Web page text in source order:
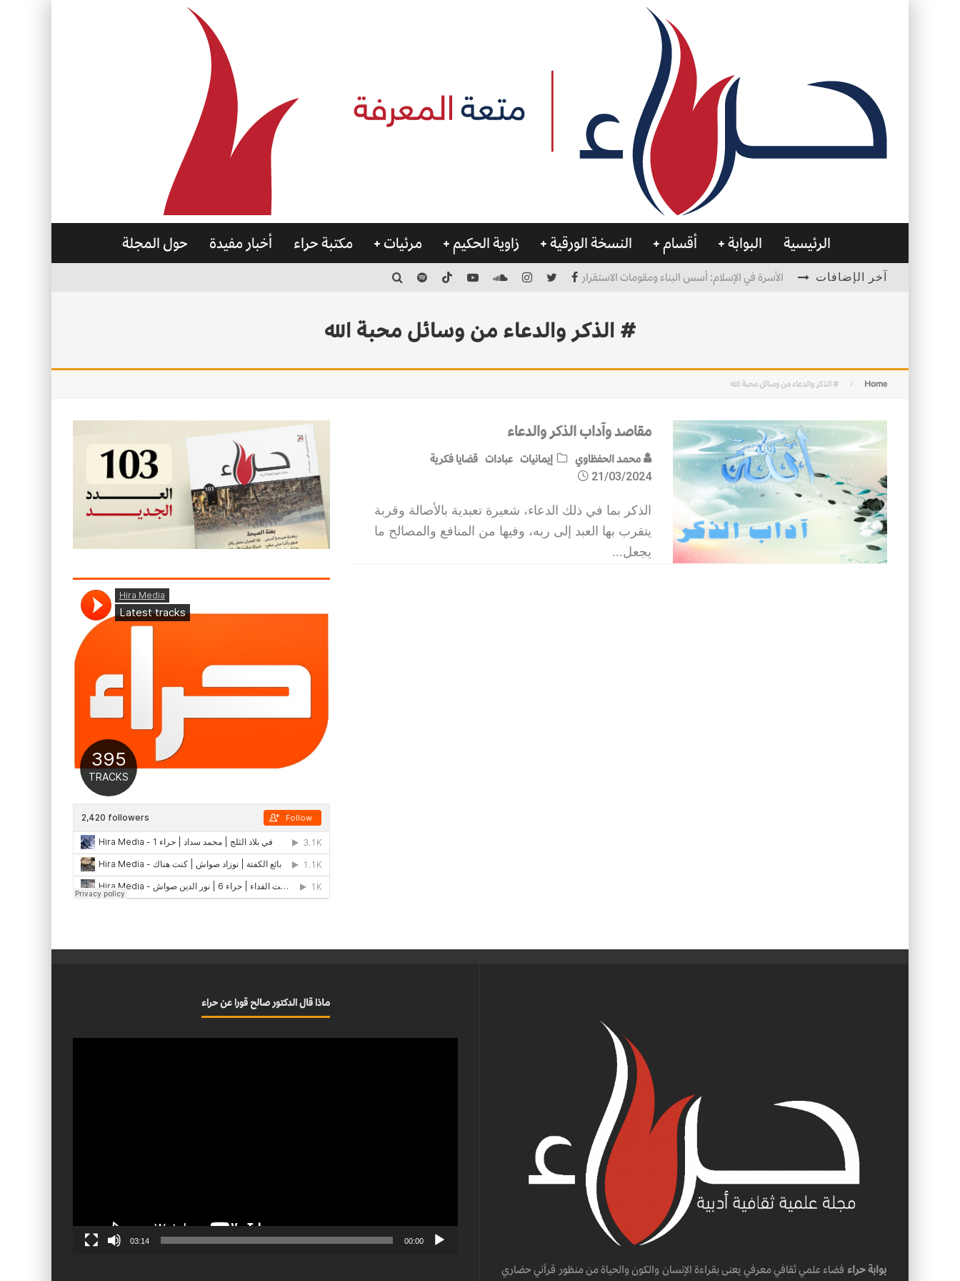
الرئيسية البوابة أقسام النسخة الورقية زاوية الحكيم مرئيات مكتبة حراء أخبار مفيدة حول المجلة
آخر الإضافات الأسرة في الإسلام: أسس البناء ومقومات الاستقرار
# الذكر والدعاء من وسائل محبة الله
Home # الذكر والدعاء من وسائل محبة الله
مقاصد وآداب الذكر والدعاء
محمد الحفظاوي إيمانيات عبادات قضايا فكرية
21/03/2024
الذكر بما في ذلك الدعاء، شعيرة تعبدية بالأصالة وقربة
يتقرب بها العبد إلى ربه، وفيها من المنافع والمصالح ما
يجعل...
بوابة حراء فضاء علمي ثقافي معرفي يعنى بقراءة الإنسان والكون والحياة من منظور قرآني حضاري
ماذا قال الدكتور صالح قورا عن حراء
00:00
03:14